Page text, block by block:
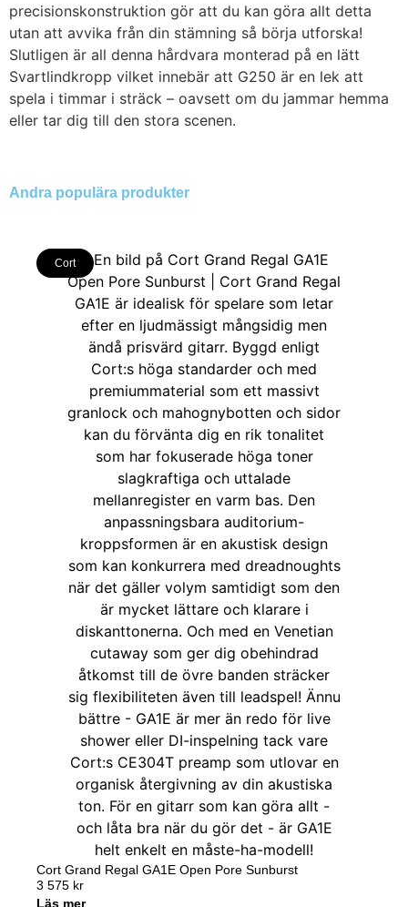
precisionskonstruktion gör att du kan göra allt detta
utan att avvika från din stämning så börja utforska!
Slutligen är all denna hårdvara monterad på en lätt
Svartlindkropp vilket innebär att G250 är en lek att
spela i timmar i sträck – oavsett om du jammar hemma
eller tar dig till den stora scenen.
Andra populära produkter
Cort
Cort Grand Regal GA1E Open Pore Sunburst
3 575 kr
Läs mer